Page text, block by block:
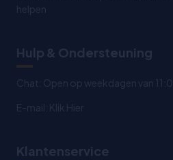
helpen
Hulp & Ondersteuning
Chat: Open op weekdagen van
E-mail: Klik Hier
Klantenservice